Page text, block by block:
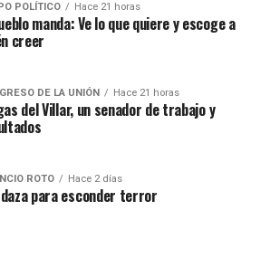
POLÍTICO Hace 21 horas
manda: Ve lo que quiere y escoge a
creer
DE LA UNIÓN Hace 21 horas
del Villar, un senador de trabajo y
ROTO Hace 2 días
para esconder terror